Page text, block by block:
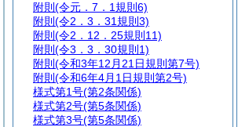
附則 (令元．7．1規則6)
附則 (令2．3．31規則3)
附則 (令2．12．25規則11)
附則 (令3．3．30規則1)
附則 (令和3年12月21日規則第7号)
附則 (令和6年4月1日規則第2号)
様式第1号(第2条関係)
様式第2号(第5条関係)
様式第3号(第5条関係)